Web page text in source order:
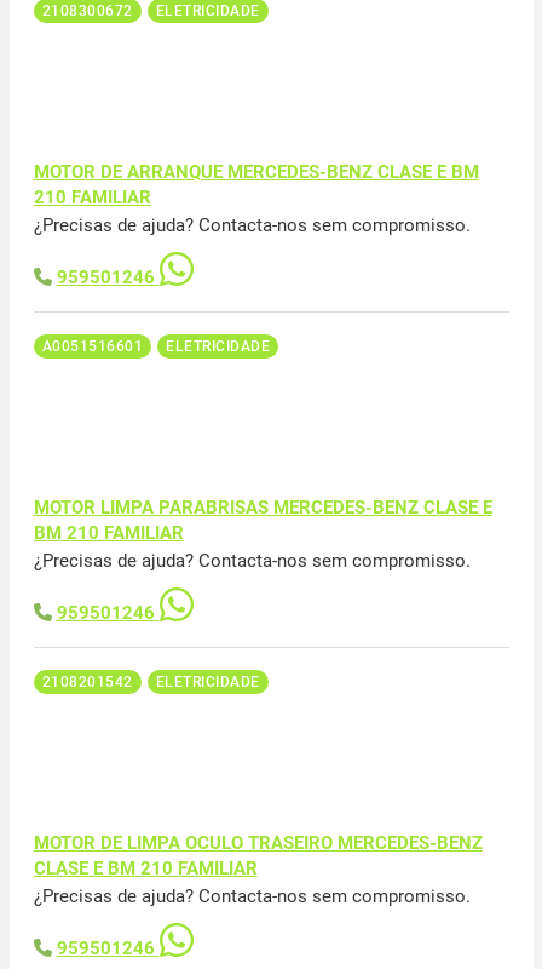
2108300672 ELETRICIDADE
MOTOR DE ARRANQUE MERCEDES-BENZ CLASE E BM
210 FAMILIAR
¿Precisas de ajuda? Contacta-nos sem compromisso.
959501246
A0051516601 ELETRICIDADE
MOTOR LIMPA PARABRISAS MERCEDES-BENZ CLASE E
BM 210 FAMILIAR
¿Precisas de ajuda? Contacta-nos sem compromisso.
959501246
2108201542 ELETRICIDADE
MOTOR DE LIMPA OCULO TRASEIRO MERCEDES-BENZ
CLASE E BM 210 FAMILIAR
¿Precisas de ajuda? Contacta-nos sem compromisso.
959501246